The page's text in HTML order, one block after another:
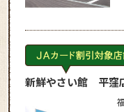
新鮮やさい館 平窪